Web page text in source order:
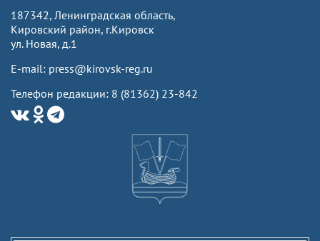
187342, Ленинградская область,
Кировский район, г.Кировск
ул. Новая, д.1
E-mail: press@kirovsk-reg.ru
Телефон редакции: 8 (81362) 23-842